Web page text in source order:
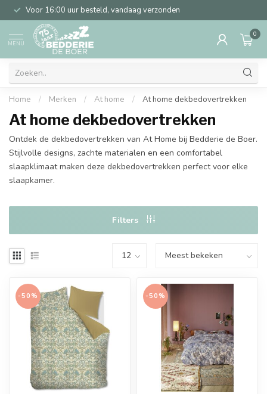
Voor 16:00 uur besteld, vandaag verzonden
MENU
0
Home / Merken / At home / At home dekbedovertrekken
At home dekbedovertrekken
Ontdek de dekbedovertrekken van At Home bij Bedderie de Boer.
Stijlvolle designs, zachte materialen en een comfortabel
slaapklimaat maken deze dekbedovertrekken perfect voor elke
slaapkamer.
Filters
-50% -50%